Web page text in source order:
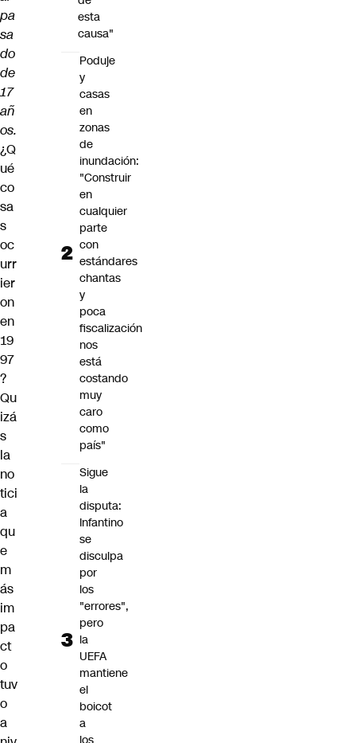
pa
sa
do
de
17
añ
os.
¿Q
ué
co
sa
s
oc
urr
ier
on
en
19
97
?
Qu
izá
s
la
no
tici
a
qu
e
m
ás
im
pa
ct
o
tuv
o
a
esta
causa"
Poduje
y
casas
en
zonas
de
inundación:
"Construir
en
cualquier
parte
con
estándares
chantas
y
poca
fiscalización
nos
está
costando
muy
caro
como
país"
Sigue
la
disputa:
Infantino
se
disculpa
por
los
"errores",
pero
la
UEFA
mantiene
el
boicot
a
los